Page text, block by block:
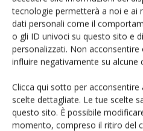
tecnologie permetterà a noi e ai
dati personali come il
o gli ID univoci su questo sito e
personalizzati. Non
influire negativamente su alcune
Clicca qui sotto per
scelte dettagliate. Le tue scelte
questo sito. È possibile
momento, compreso il ritiro del
Salva il mio nome, email e
prossimi commenti.